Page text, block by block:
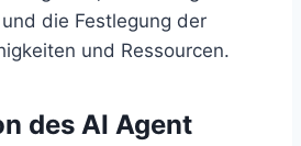
die Festlegung der
und Ressourcen.
des AI Agent